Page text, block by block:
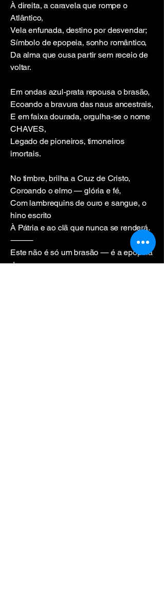
À direita, a caravela que rompe o
Atlântico,
Vela enfunada, destino por desvendar;
Símbolo de epopeia, sonho romântico,
Da alma que ousa partir sem receio de
voltar.
Em ondas azul-prata repousa o brasão,
Ecoando a bravura das naus ancestrais,
E em faixa dourada, orgulha-se o nome
CHAVES,
Legado de pioneiros, timoneiros
imortais.
No timbre, brilha a Cruz de Cristo,
Coroando o elmo — glória e fé,
Com lambrequins de ouro e sangue, o
hino escrito
À Pátria e ao clã que nunca se renderá.
⸻
Este não é só um brasão — é a epopeia
de um povo,